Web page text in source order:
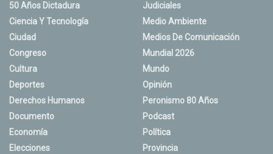
50 Años Dictadura
Ciencia Y Tecnología
Ciudad
Congreso
Cultura
Deportes
Derechos Humanos
Documento
Economía
Elecciones
Judiciales
Medio Ambiente
Medios De Comunicación
Mundial 2026
Mundo
Opinión
Peronismo 80 Años
Podcast
Política
Provincia